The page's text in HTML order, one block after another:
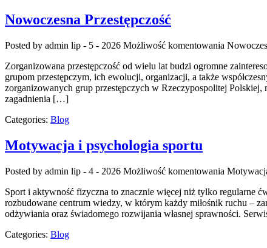
Nowoczesna Przestępczość
Posted by admin lip - 5 - 2026 Możliwość komentowania
Zorganizowana przestępczość od wielu lat budzi ogromne
grupom przestępczym, ich ewolucji, organizacji, a także
zorganizowanych grup przestępczych w Rzeczypospolitej
zagadnienia […]
Categories: Blog
Motywacja i psychologia sportu
Posted by admin lip - 4 - 2026 Możliwość komentowania
Sport i aktywność fizyczna to znacznie więcej niż tylko regularne
rozbudowane centrum wiedzy, w którym każdy miłośnik ruchu –
odżywiania oraz świadomego rozwijania własnej sprawności.
Categories: Blog